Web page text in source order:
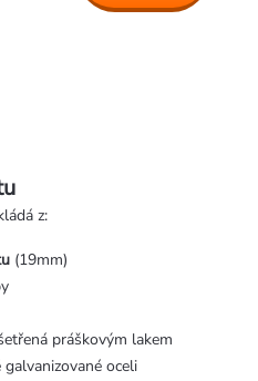
z:
(19mm)
práškovým lakem
oceli